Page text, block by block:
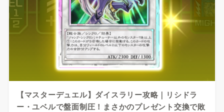
【マスターデュエル】ダイスラリー攻略｜リシドラ
ー・ユベルで盤面制圧！まさかのプレゼント交換で敗